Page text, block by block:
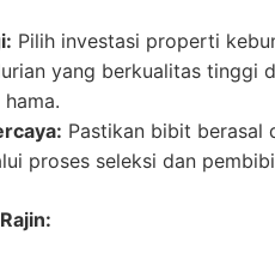
Pilih investasi properti
yang berkualitas tinggi
Pastikan bibit berasal
proses seleksi dan